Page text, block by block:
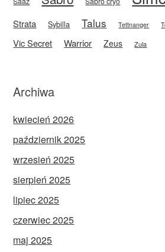
Strata Sybilla Talus Tettnanger
Vic Secret Warrior Zeus Zula
Archiwa
kwiecień 2026
październik 2025
wrzesień 2025
sierpień 2025
lipiec 2025
czerwiec 2025
maj 2025